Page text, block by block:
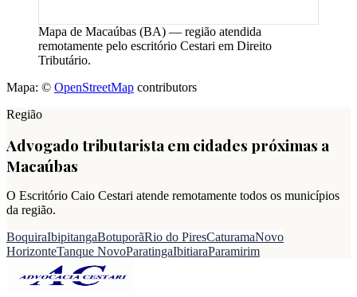
Mapa de Macaúbas (BA) — região atendida
remotamente pelo escritório Cestari em Direito
Tributário.
Mapa: © OpenStreetMap contributors
Região
Advogado tributarista em cidades próximas a
Macaúbas
O Escritório Caio Cestari atende remotamente todos os municípios
da região.
BoquiraIbipitangaBotuporãRio do PiresCaturamaNovo
HorizonteTanque NovoParatingaIbitiaraParamirim